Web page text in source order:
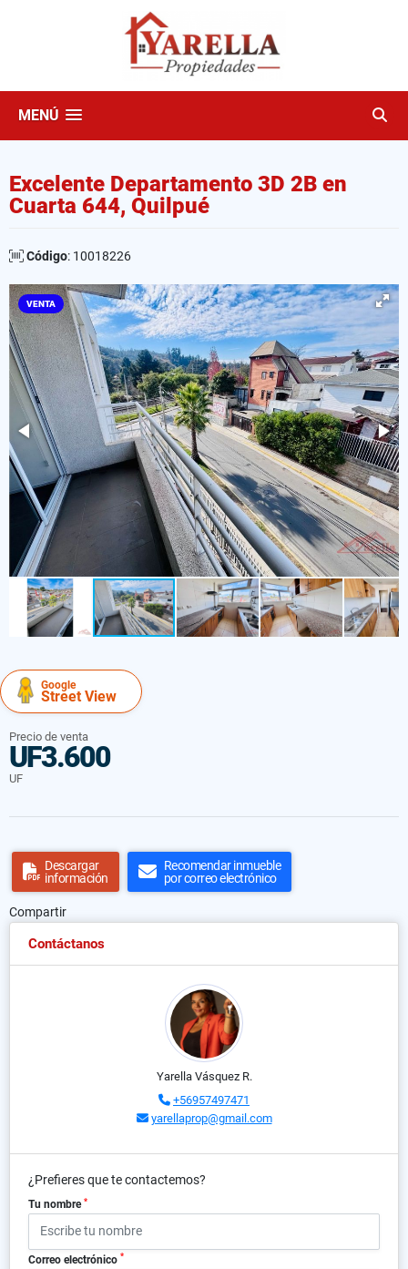
MENÚ
Excelente Departamento 3D 2B en
Cuarta 644, Quilpué
Código: 10018226
VENTA
Google
Street View
Precio de venta
UF3.600
UF
Descargar
información
Recomendar inmueble
por correo electrónico
Compartir
Contáctanos
Yarella Vásquez R.
+56957497471
yarellaprop@gmail.com
¿Prefieres que te contactemos?
Tu nombre *
Correo electrónico *